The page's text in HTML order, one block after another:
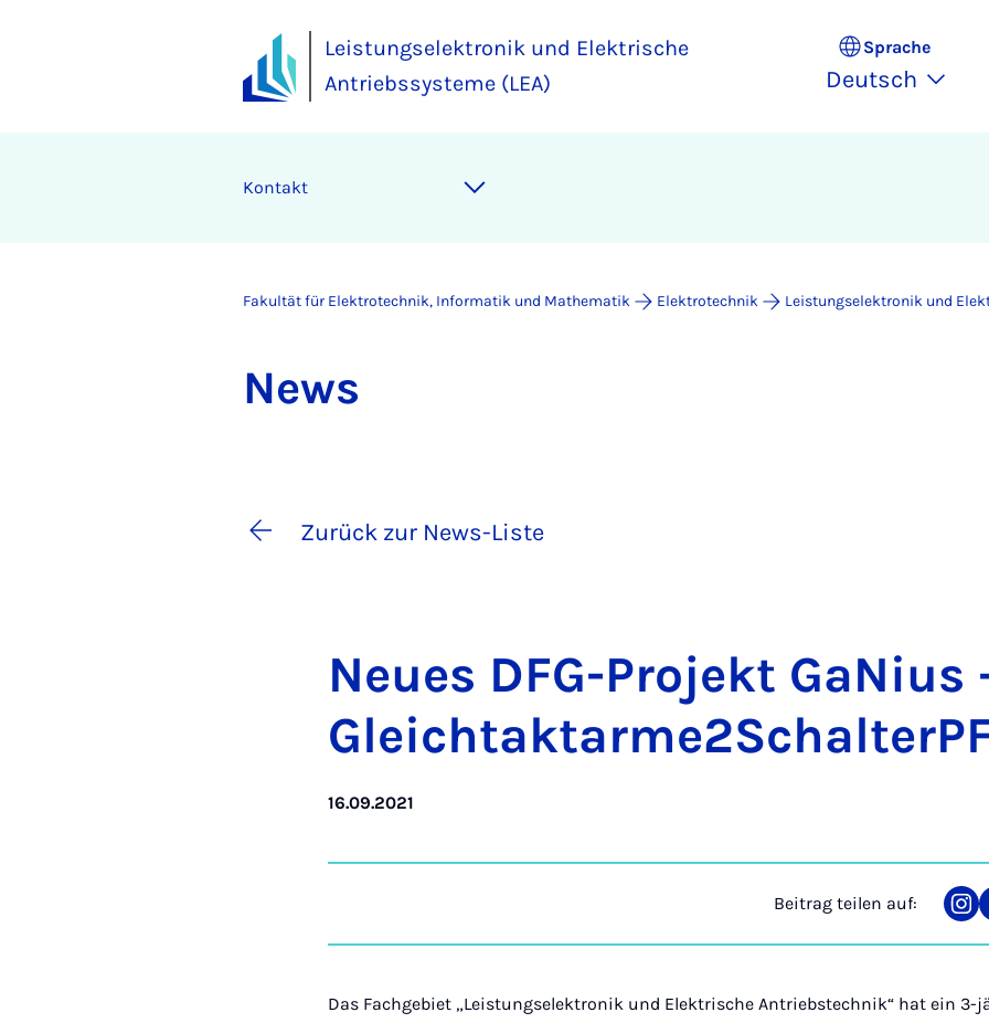
Leistungselektronik und Elektrische
Antriebssysteme (LEA)
Sprache
Deutsch
Kontakt
Fakultät für Elektrotechnik, Informatik und Mathematik Elektrotechnik Leistungselektronik und
News
Zurück zur News-Liste
Neu­es DFG-Pro­jekt Ga­Ni­us
16.09.2021
Beitrag teilen auf:
auf
Das Fachgebiet „Leistungselektronik und Elektrische Antriebstechnik“ hat ein 3-